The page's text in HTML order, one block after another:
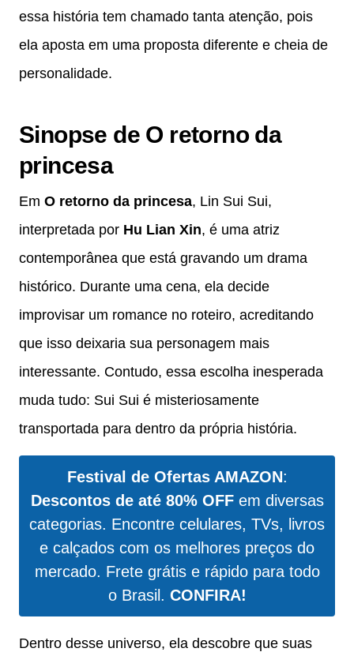
essa história tem chamado tanta atenção, pois
ela aposta em uma proposta diferente e cheia de
personalidade.
Sinopse de O retorno da
princesa
Em O retorno da princesa, Lin Sui Sui,
interpretada por Hu Lian Xin, é uma atriz
contemporânea que está gravando um drama
histórico. Durante uma cena, ela decide
improvisar um romance no roteiro, acreditando
que isso deixaria sua personagem mais
interessante. Contudo, essa escolha inesperada
muda tudo: Sui Sui é misteriosamente
transportada para dentro da própria história.
Festival de Ofertas AMAZON:
Descontos de até 80% OFFem diversas
categorias. Encontre celulares, TVs, livros
e calçados com os melhores preços do
mercado. Frete grátis e rápido para todo
o Brasil. CONFIRA!
Dentro desse universo, ela descobre que suas